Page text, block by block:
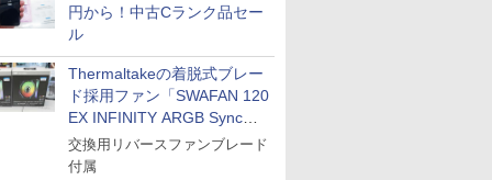
円から！中古Cランク品セー
ル
Thermaltakeの着脱式ブレー
ド採用ファン「SWAFAN 120
EX INFINITY ARGB Sync」
に単品パッケージ
交換用リバースファンブレード
付属